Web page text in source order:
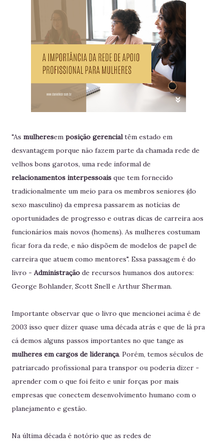
"As mulheresem posição gerencialtêm estado em
desvantagem porque não fazem parte da chamada rede de
velhos bons garotos, uma rede informal de
relacionamentos interpessoais que tem fornecido
tradicionalmente um meio para os membros seniores (do
sexo masculino) da empresa passarem as notícias de
oportunidades de progresso e outras dicas de carreira aos
funcionários mais novos (homens). As mulheres costumam
ficar fora da rede, e não dispõem de modelos de papel de
carreira que atuem como mentores". Essa passagem é do
livro - Administração de recursos humanos dos autores:
George Bohlander, Scott Snell e Arthur Sherman.
Importante observar que o livro que mencionei acima é de
2003 isso quer dizer quase uma década atrás e que de lá pra
cá demos alguns passos importantes no que tange as
mulheres em cargos de liderança. Porém, temos séculos de
patriarcado profissional para transpor ou poderia dizer -
aprender com o que foi feito e unir forças por mais
empresas que conectem desenvolvimento humano com o
planejamento e gestão.
Na última década é notório que as redes de